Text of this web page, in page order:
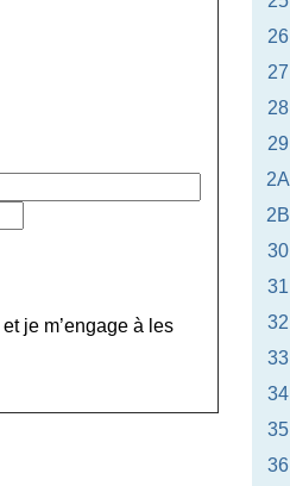
et je m’engage à les
26
27
28
29
2A
2B
30
31
32
33
34
35
36